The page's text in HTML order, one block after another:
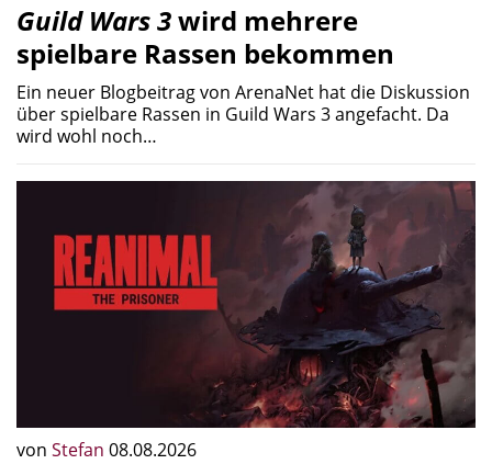
Guild Wars 3wird mehrere
spielbare Rassen bekommen
Ein neuer Blogbeitrag von ArenaNet hat die Diskussion
über spielbare Rassen in Guild Wars 3 angefacht. Da
wird wohl noch…
von Stefan 08.08.2026